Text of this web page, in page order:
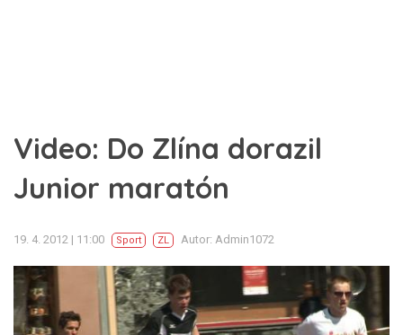
Video: Do Zlína dorazil
Junior maratón
19. 4. 2012 | 11:00 Sport ZL Autor: Admin1072